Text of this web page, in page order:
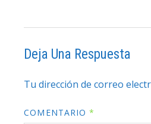
Deja Una Respuesta
Tu dirección de correo
COMENTARIO*